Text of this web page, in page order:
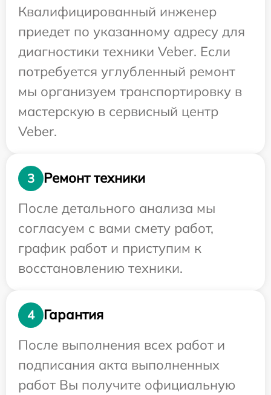
Квалифицированный инженер
приедет по указанному адресу для
диагностики техники Veber. Если
потребуется углубленный ремонт
мы организуем транспортировку в
мастерскую в сервисный центр
Veber.
3
Ремонт техники
После детального анализа мы
согласуем с вами смету работ,
график работ и приступим к
восстановлению техники.
4
Гарантия
После выполнения всех работ и
подписания акта выполненных
работ Вы получите официальную